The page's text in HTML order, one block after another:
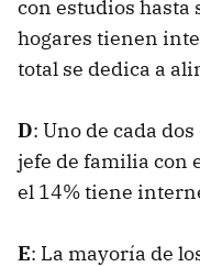
con estudios hasta
hogares tienen
total se dedica a
D: Uno de cada
jefe de familia con
el 14% tiene
E: La mayoría de